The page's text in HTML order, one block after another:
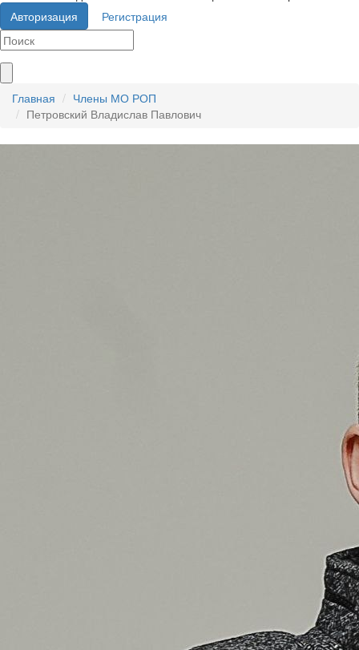
Авторизация
Регистрация
Главная
Члены МО РОП
Петровский Владислав Павлович